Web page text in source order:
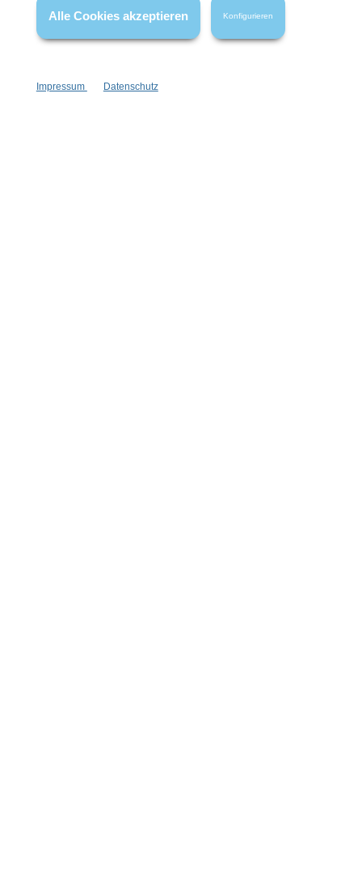
Alle Cookies akzeptieren Konfigurieren
Impressum Datenschutz